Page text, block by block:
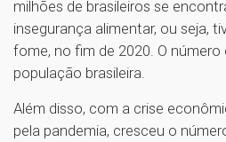
milhões de brasileiros se
insegurança alimentar, ou seja,
fome, no fim de 2020. O número
população brasileira.
Além disso, com a crise
pela pandemia, cresceu o